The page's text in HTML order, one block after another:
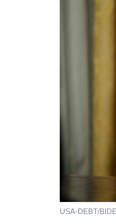
USA-DEBT/